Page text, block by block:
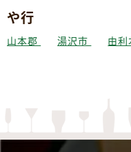
や行
山本郡 湯沢市 由利